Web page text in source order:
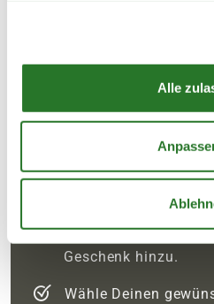
Alle
Überrasche Deine
Florist:innen
Dafür bedarf es nur vier
Wähle Deinen
Füge eine Grußkarte
Geschenk hinzu.
Wähle Deinen